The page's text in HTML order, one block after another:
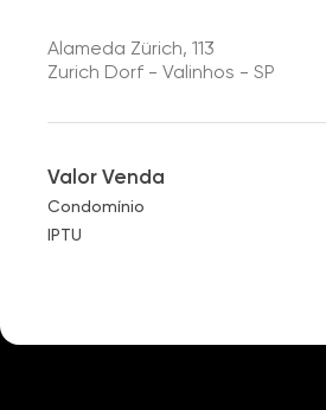
Alameda Zürich, 113
Zurich Dorf - Valinhos - SP
Valor Venda
Condomínio
IPTU